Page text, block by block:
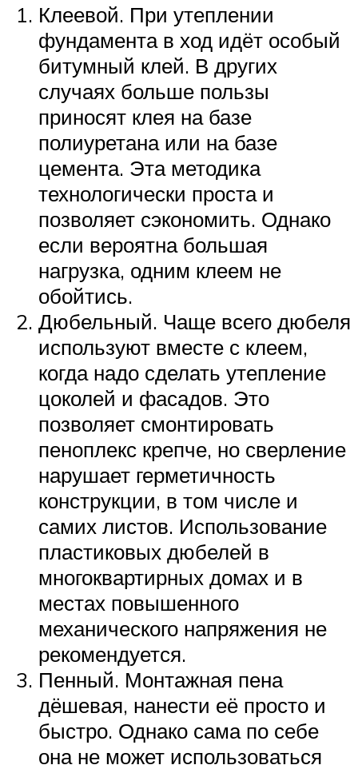
Клеевой. При утеплении
фундамента в ход идёт особый
битумный клей. В других
случаях больше пользы
приносят клея на базе
полиуретана или на базе
цемента. Эта методика
технологически проста и
позволяет сэкономить. Однако
если вероятна большая
нагрузка, одним клеем не
обойтись.
Дюбельный. Чаще всего дюбеля
используют вместе с клеем,
когда надо сделать утепление
цоколей и фасадов. Это
позволяет смонтировать
пеноплекс крепче, но сверление
нарушает герметичность
конструкции, в том числе и
самих листов. Использование
пластиковых дюбелей в
многоквартирных домах и в
местах повышенного
механического напряжения не
рекомендуется.
Пенный. Монтажная пена
дёшевая, нанести её просто и
быстро. Однако сама по себе
она не может использоваться